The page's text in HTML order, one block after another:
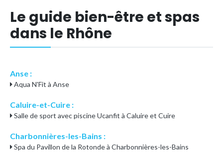
Le guide bien-être et spas
dans le Rhône
Anse :
Aqua N'Fit à Anse
Caluire-et-Cuire :
Salle de sport avec piscine Ucanfit à Caluire et Cuire
Charbonnières-les-Bains :
Spa du Pavillon de la Rotonde à Charbonnières-les-Bains